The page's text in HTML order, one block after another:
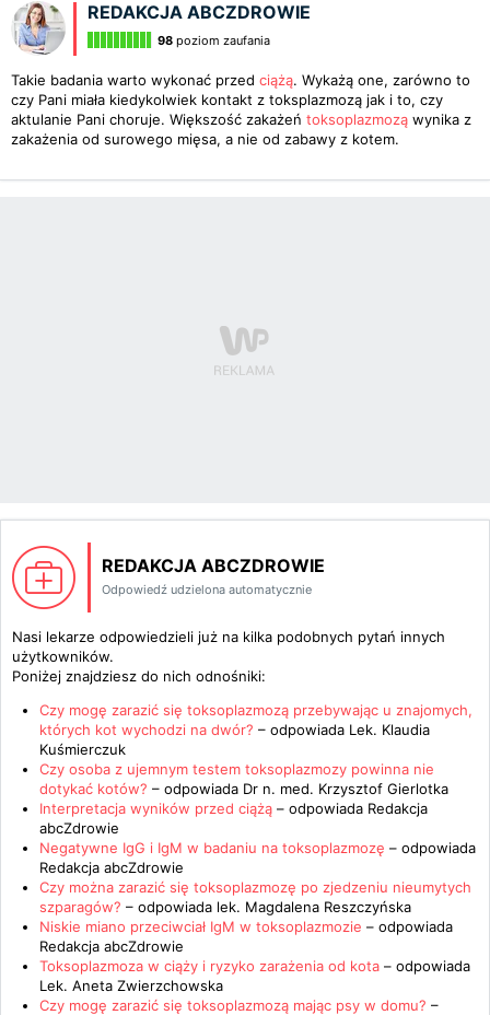
REDAKCJA ABCZDROWIE
98 poziom zaufania
Takie badania warto wykonać przed ciążą. Wykażą one, zarówno to
czy Pani miała kiedykolwiek kontakt z toksplazmozą jak i to, czy
aktulanie Pani choruje. Większość zakażeń toksoplazmozą wynika z
zakażenia od surowego mięsa, a nie od zabawy z kotem.
REDAKCJA ABCZDROWIE
Odpowiedź udzielona automatycznie
Nasi lekarze odpowiedzieli już na kilka podobnych pytań innych
użytkowników.
Poniżej znajdziesz do nich odnośniki:
Czy mogę zarazić się toksoplazmozą przebywając u znajomych,
których kot wychodzi na dwór? – odpowiada Lek. Klaudia
Kuśmierczuk
Czy osoba z ujemnym testem toksoplazmozy powinna nie
dotykać kotów? – odpowiada Dr n. med. Krzysztof Gierlotka
Interpretacja wyników przed ciążą – odpowiada Redakcja
abcZdrowie
Negatywne IgG i IgM w badaniu na toksoplazmozę – odpowiada
Redakcja abcZdrowie
Czy można zarazić się toksoplazmozę po zjedzeniu nieumytych
szparagów? – odpowiada lek. Magdalena Reszczyńska
Niskie miano przeciwciał IgM w toksoplazmozie – odpowiada
Redakcja abcZdrowie
Toksoplazmoza w ciąży i ryzyko zarażenia od kota – odpowiada
Lek. Aneta Zwierzchowska
Czy mogę zarazić się toksoplazmozą mając psy w domu? –